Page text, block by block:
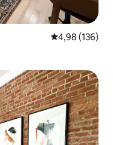
Prosječna
4,98 (136)
„Odabrali gosti”